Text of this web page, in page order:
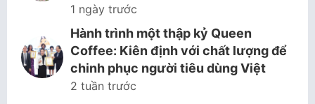
1 ngày trước
Hành trình một thập kỷ Queen
Coffee: Kiên định với chất lượng để
chinh phục người tiêu dùng Việt
2 tuần trước